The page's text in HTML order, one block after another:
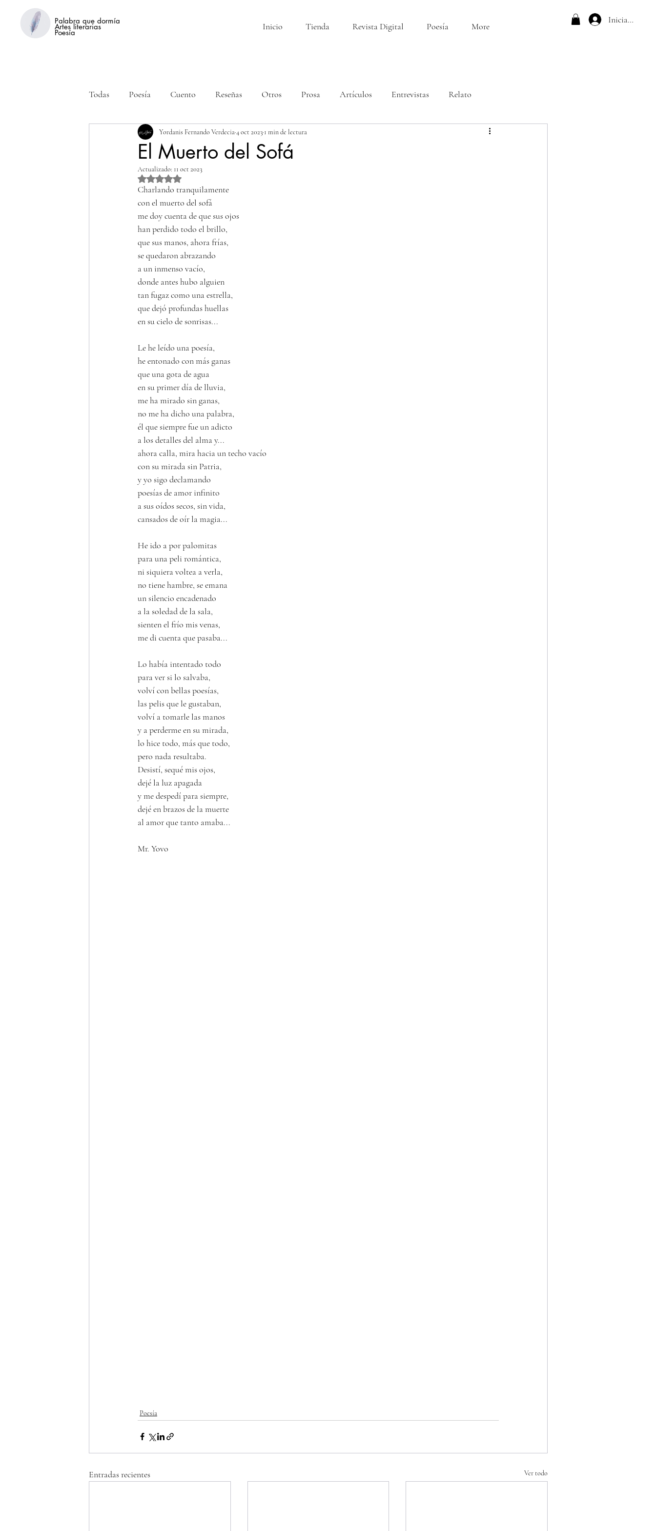
Palabra que dormía
Artes literarias
Poesía
Inicio Tienda Revista Digital Poesía More
Iniciar sesión
Todas Poesía Cuento Reseñas Otros Prosa Artículos Entrevistas Relato
El Muerto del Sofá
Yordanis Fernando Verdecia4 oct 2023 1 min de lectura
Actualizado: 11 oct 2023
Obtuvo NaN de 5 estrellas.
Charlando tranquilamente
con el muerto del sofá
me doy cuenta de que sus ojos
han perdido todo el brillo,
que sus manos, ahora frías,
se quedaron abrazando
a un inmenso vacío,
donde antes hubo alguien
tan fugaz como una estrella,
que dejó profundas huellas
en su cielo de sonrisas...
Le he leído una poesía,
he entonado con más ganas
que una gota de agua
en su primer día de lluvia,
me ha mirado sin ganas,
no me ha dicho una palabra,
él que siempre fue un adicto
a los detalles del alma y...
ahora calla, mira hacia un techo vacío
con su mirada sin Patria,
y yo sigo declamando
poesías de amor infinito
a sus oídos secos, sin vida,
cansados de oír la magia...
He ido a por palomitas
para una peli romántica,
ni siquiera voltea a verla,
no tiene hambre, se emana
un silencio encadenado
a la soledad de la sala,
sienten el frío mis venas,
me di cuenta que pasaba...
Lo había intentado todo
para ver si lo salvaba,
volví con bellas poesías,
las pelis que le gustaban,
volví a tomarle las manos
y a perderme en su mirada,
lo hice todo, más que todo,
pero nada resultaba.
Desistí, sequé mis ojos,
dejé la luz apagada
y me despedí para siempre,
dejé en brazos de la muerte
al amor que tanto amaba...
Mr. Yovo
Poesía
Entradas recientes Ver todo